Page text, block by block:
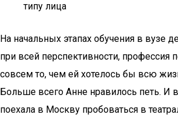
типу лица
На начальных этапах обучения в вузе
при всей перспективности, профессия
совсем то, чем ей хотелось бы всю
Больше всего Анне нравилось петь. И
поехала в Москву пробоваться в